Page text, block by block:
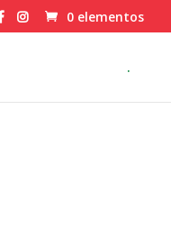
0 elementos
.